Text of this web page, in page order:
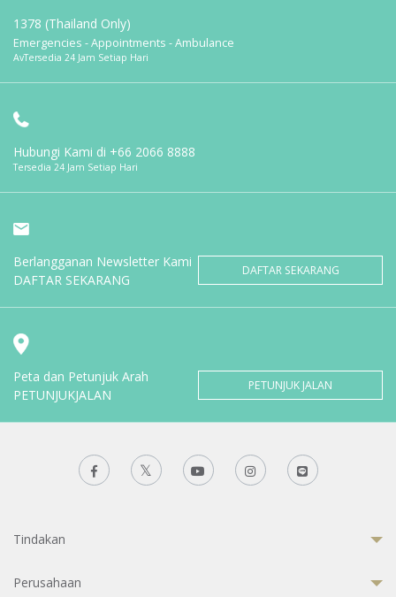
1378 (Thailand Only)
Emergencies - Appointments - Ambulance
AvTersedia 24 Jam Setiap Hari
Hubungi Kami di +66 2066 8888
Tersedia 24 Jam Setiap Hari
Berlangganan Newsletter Kami
DAFTAR SEKARANG
DAFTAR SEKARANG
Peta dan Petunjuk Arah
PETUNJUKJALAN
PETUNJUK JALAN
Tindakan
Perusahaan